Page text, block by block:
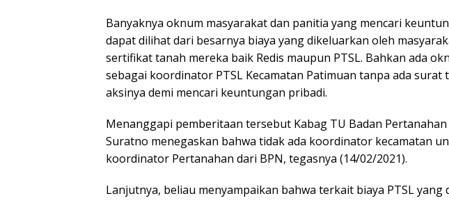
Banyaknya oknum masyarakat dan panitia yang mencari
dapat dilihat dari besarnya biaya yang dikeluarkan oleh
sertifikat tanah mereka baik Redis maupun PTSL. Bahkan ada
sebagai koordinator PTSL Kecamatan Patimuan tanpa ada surat
aksinya demi mencari keuntungan pribadi.
Menanggapi pemberitaan tersebut Kabag TU Badan Pertanahan
Suratno menegaskan bahwa tidak ada koordinator kecamatan
koordinator Pertanahan dari BPN, tegasnya (14/02/2021).
Lanjutnya, beliau menyampaikan bahwa terkait biaya PTSL yang